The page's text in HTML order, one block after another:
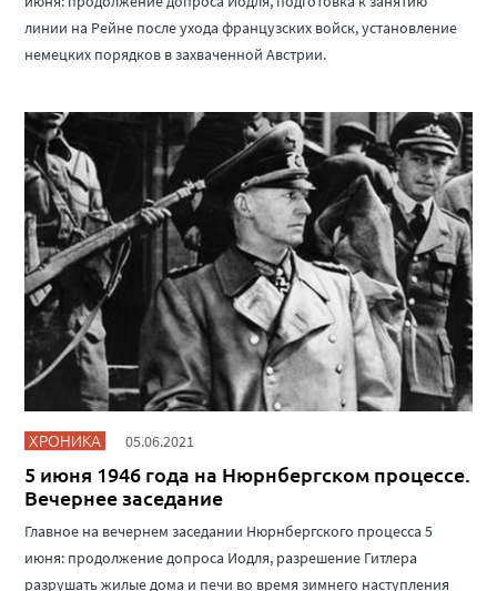
линии на Рейне после ухода французских войск, установление
немецких порядков в захваченной Австрии.
ХРОНИКА 05.06.2021
5 июня 1946 года на Нюрнбергском процессе.
Вечернее заседание
Главное на вечернем заседании Нюрнбергского процесса 5
июня: продолжение допроса Иодля, разрешение Гитлера
разрушать жилые дома и печи во время зимнего наступления